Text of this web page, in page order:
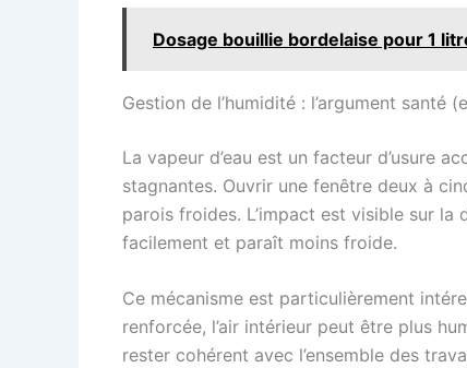
Dosage bouillie bordelaise pour 1
Gestion de l’humidité : l’argument santé
La vapeur d’eau est un facteur d’usure
stagnantes. Ouvrir une fenêtre deux à
parois froides. L’impact est visible sur
facilement et paraît moins froide.
Ce mécanisme est particulièrement
renforcée, l’air intérieur peut être plus
rester cohérent avec l’ensemble des